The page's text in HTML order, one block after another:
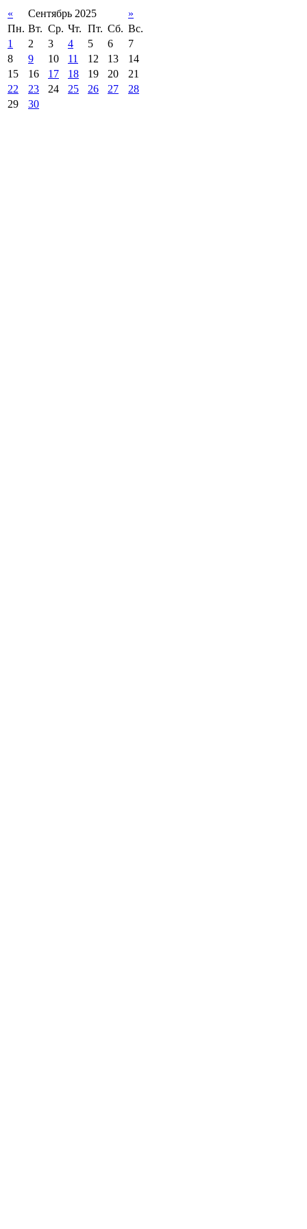
« Сентябрь 2025
»
Пн. Вт. Ср. Чт. Пт. Сб. Вс.
1
2 3 4 5 6
7
8
9 10 11 12 13
14
15
16 17 18 19 20
21
22
23 24 25 26 27
28
29
30